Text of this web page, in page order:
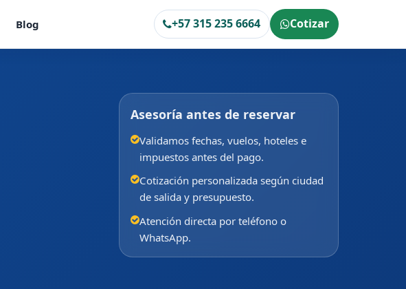
Blog +57 315 235 6664 Cotizar
Asesoría antes de reservar
Validamos fechas, vuelos, hoteles e
impuestos antes del pago.
Cotización personalizada según ciudad
de salida y presupuesto.
Atención directa por teléfono o
WhatsApp.